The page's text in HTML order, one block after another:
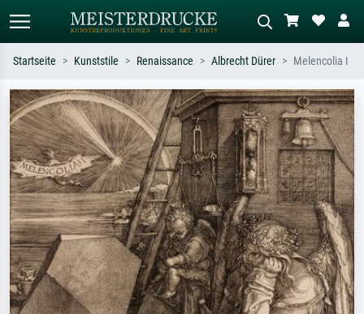
Standardsuche KI-Bildersuche
Suchen Sie nach Künstlern, Werktiteln
oder Stilen – z.B. Monet,
Sternennacht, Impressionismus, Welle
Hokusai, Akt.
Beschreiben Sie die Szene – z.B. Grüne
Wiese, Abstrakt mit viel Rot, Dunkles
Ölgemälde, Stehender Akt neben einem
Baum.
Startseite Kunststile Renaissance Albrecht Dürer Melencolia I